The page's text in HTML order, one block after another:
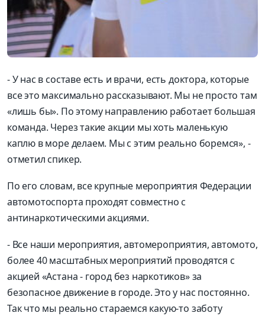
-У нас в составе есть и врачи, есть доктора, которые
все это максимально рассказывают. Мы не просто там
«лишь бы». По этому направлению работает большая
команда. Через такие акции мы хоть маленькую
каплю в море делаем. Мы с этим реально боремся», -
отметил спикер.
По его словам, все крупные мероприятия Федерации
автомотоспорта проходят совместно с
антинаркотическими акциями.
- Все наши мероприятия,автомероприятия,автомото,
более 40 масштабных мероприятий проводятся с
акцией «Астана- город без наркотиков»за
безопасное движение в городе. Это у нас постоянно.
Так что мы реально стараемся какую-то заботу